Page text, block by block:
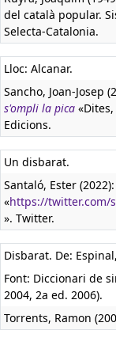
del català popular.
Selecta-Catalonia.
Lloc: Alcanar.
Sancho, Joan-Josep
s'ompli la pica
Edicions.
Un disbarat.
Santaló, Ester (2022):
«https://twitter.com/
». Twitter.
Disbarat. De:
Font: Diccionari de
2004, 2a ed. 2006).
Torrents, Ramon